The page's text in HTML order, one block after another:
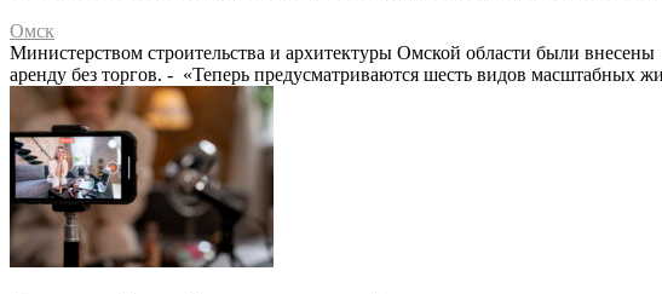
Омск
Министерством строительства и архитектуры Омской области были
аренду без торгов. - «Теперь предусматриваются шесть видов масштабных